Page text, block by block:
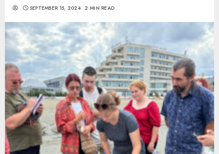
SEPTEMBER 15, 2024 2 MIN READ